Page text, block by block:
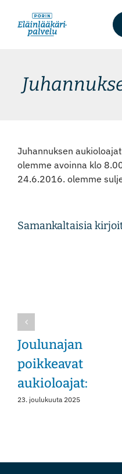
content
Juhannuksen
olemme avoinna klo
24.6.2016. olemme
Samankaltaisia
Joulunajan
poikkeavat
aukioloajat:
23. joulukuuta 2025